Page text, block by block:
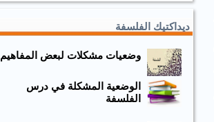
ديداكتيك الفلسفة
وضعيات مشكلات لبعض المفاهيم
الوضعية المشكلة في درس
الفلسفة